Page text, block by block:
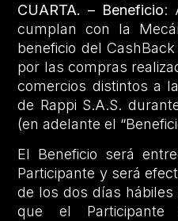
CUARTA. – Beneficio:
cumplan con la
beneficio del
por las compras
comercios distintos a
de Rappi S.A.S.
(en adelante el
El Beneficio será
Participante y será
de los dos días hábiles
que el Participante